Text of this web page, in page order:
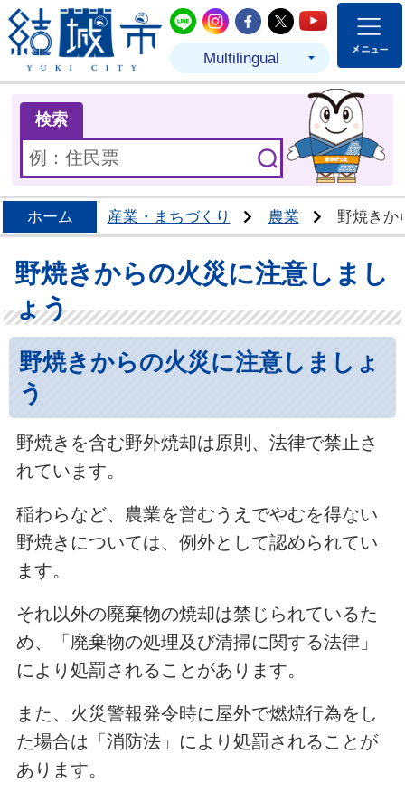
結城市公式LINE
結城市公式Instagram
結城市公式
結城市公式
結城市
Multilingual
検索
ホーム 産業・まちづくり 農業 野焼きか
野焼きからの火災に注意しまし
ょう
野焼きからの火災に注意しましょ
う
野焼きを含む野外焼却は原則、法律で禁止さ
れています。
稲わらなど、農業を営むうえでやむを得ない
野焼きについては、例外として認められてい
ます。
それ以外の廃棄物の焼却は禁じられているた
め、「廃棄物の処理及び清掃に関する法律」
により処罰されることがあります。
また、火災警報発令時に屋外で燃焼行為をし
た場合は「消防法」により処罰されることが
あります。